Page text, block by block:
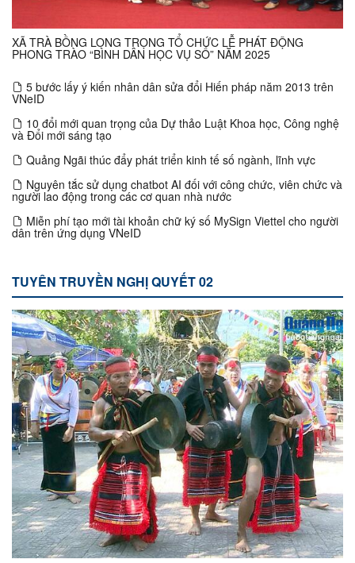
XÃ TRÀ BỒNG LONG TRỌNG TỔ CHỨC LỄ PHÁT ĐỘNG
PHONG TRÀO “BÌNH DÂN HỌC VỤ SỐ” NĂM 2025
5 bước lấy ý kiến nhân dân sửa đổi Hiến pháp năm 2013 trên
VNeID
10 đổi mới quan trọng của Dự thảo Luật Khoa học, Công nghệ
và Đổi mới sáng tạo
Quảng Ngãi thúc đẩy phát triển kinh tế số ngành, lĩnh vực
Nguyên tắc sử dụng chatbot AI đối với công chức, viên chức và
người lao động trong các cơ quan nhà nước
Miễn phí tạo mới tài khoản chữ ký số MySign Viettel cho người
dân trên ứng dụng VNeID
TUYÊN TRUYỀN NGHỊ QUYẾT 02